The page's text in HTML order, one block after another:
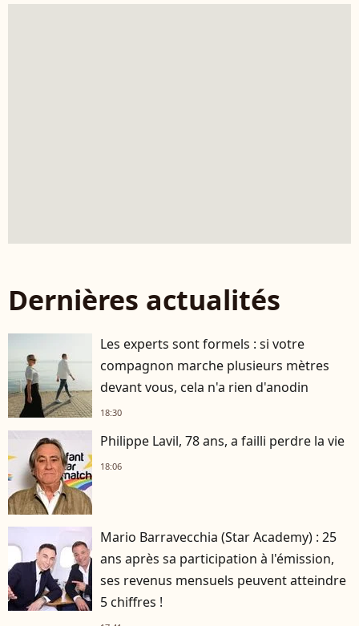
Dernières actualités
Les experts sont formels : si votre
compagnon marche plusieurs mètres
devant vous, cela n'a rien d'anodin
18:30
Philippe Lavil, 78 ans, a failli perdre la vie
18:06
Mario Barravecchia (Star Academy) : 25
ans après sa participation à l'émission,
ses revenus mensuels peuvent atteindre
5 chiffres !